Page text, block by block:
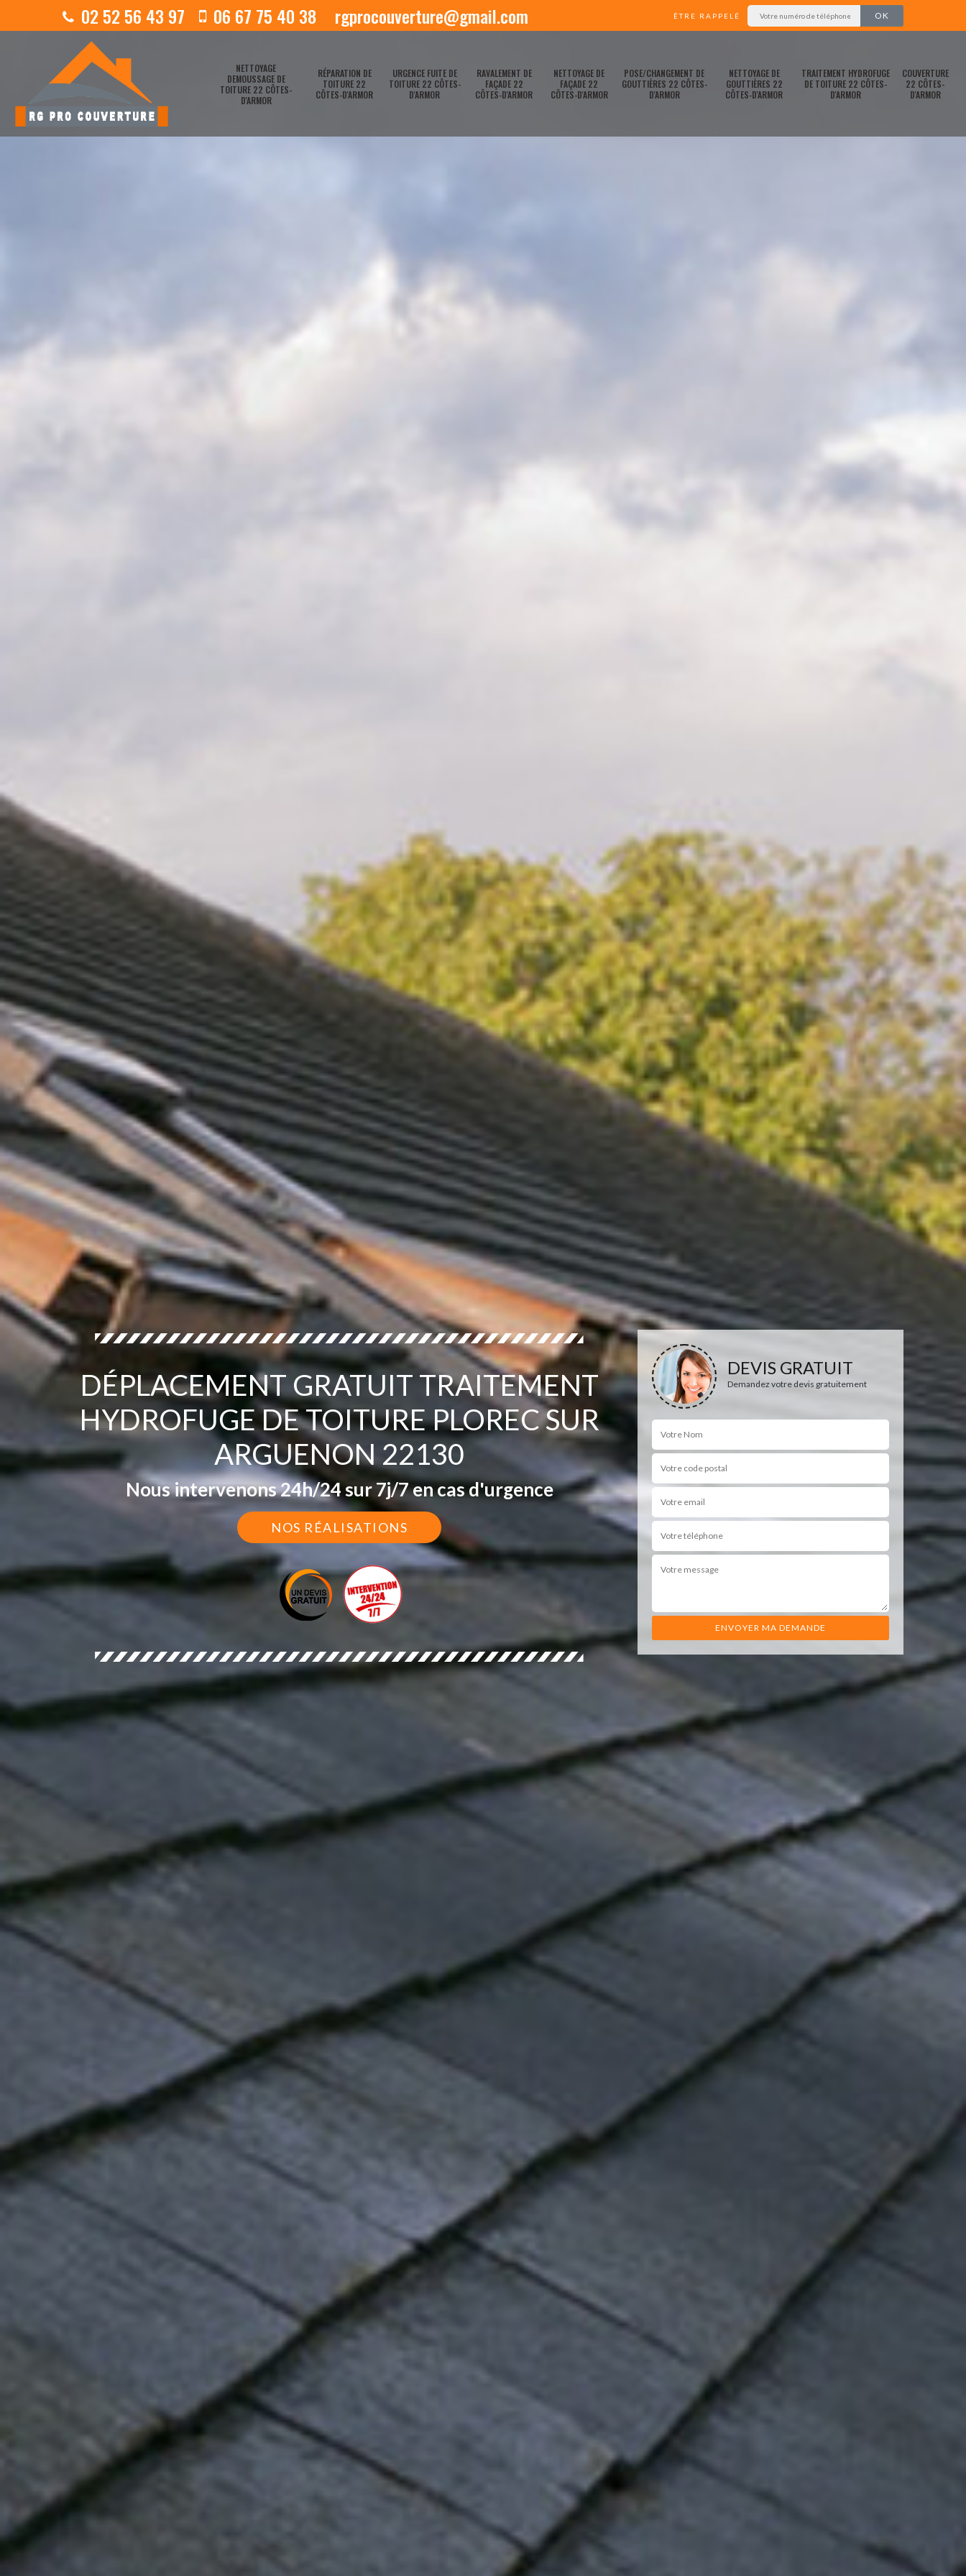
02 52 56 43 97 06 67 75 40 38 rgprocouverture@gmail.com ÊTRE RAPPELÉ
NETTOYAGE
DEMOUSSAGE DE
TOITURE 22 CÔTES-
D'ARMOR
RÉPARATION DE
TOITURE 22
CÔTES-D'ARMOR
URGENCE FUITE DE
TOITURE 22 CÔTES-
D'ARMOR
RAVALEMENT DE
FAÇADE 22
CÔTES-D'ARMOR
NETTOYAGE DE
FAÇADE 22
CÔTES-D'ARMOR
POSE/CHANGEMENT DE
GOUTTIÈRES 22 CÔTES-
D'ARMOR
NETTOYAGE DE
GOUTTIÈRES 22
CÔTES-D'ARMOR
TRAITEMENT HYDROFUGE
DE TOITURE 22 CÔTES-
D'ARMOR
COUVERTURE
22 CÔTES-
D'ARMOR
DÉPLACEMENT GRATUIT TRAITEMENT
HYDROFUGE DE TOITURE PLOREC SUR
ARGUENON 22130
Nous intervenons 24h/24 sur 7j/7 en cas d'urgence
NOS RÉALISATIONS
DEVIS GRATUIT
Demandez votre devis gratuitement